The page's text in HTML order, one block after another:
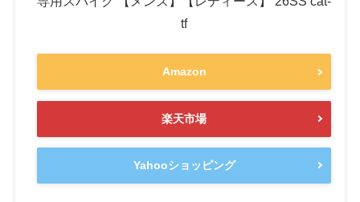
tf
Amazon
楽天市場
Yahooショッピング